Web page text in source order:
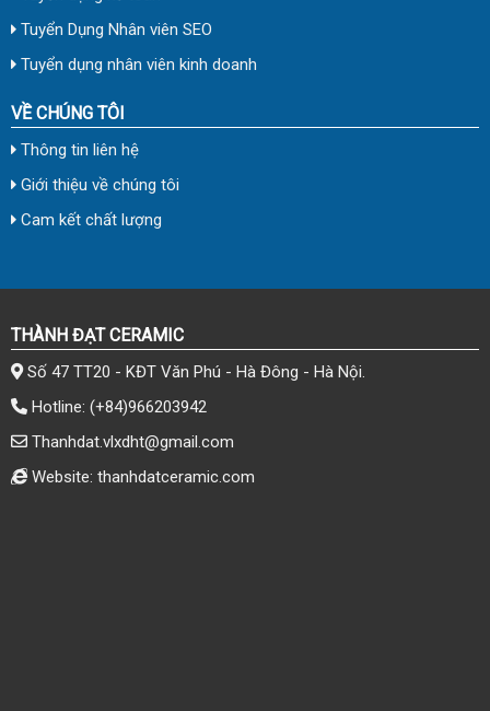
Tuyển Dụng Nhân viên SEO
Tuyển dụng nhân viên kinh doanh
VỀ CHÚNG TÔI
Thông tin liên hệ
Giới thiệu về chúng tôi
Cam kết chất lượng
THÀNH ĐẠT CERAMIC
Số 47 TT20 - KĐT Văn Phú - Hà Đông - Hà Nội.
Hotline: (+84)966203942
Thanhdat.vlxdht@gmail.com
Website: thanhdatceramic.com